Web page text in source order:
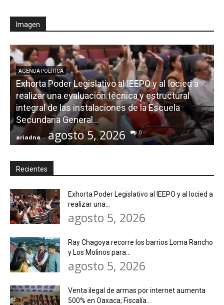
Imagen
AGENDA POLÍTICA
Exhorta Poder Legislativo al IEEPO y al Iocied a
realizar una evaluación técnica y estructural
integral de las instalaciones de la Escuela
Secundaria General...
ariadna - agosto 5, 2026 0
Recientes
Exhorta Poder Legislativo al IEEPO y al Iocied a
realizar una...
agosto 5, 2026
Ray Chagoya recorre los barrios Loma Rancho
y Los Molinos para...
agosto 5, 2026
Venta ilegal de armas por internet aumenta
500% en Oaxaca; Fiscalía...